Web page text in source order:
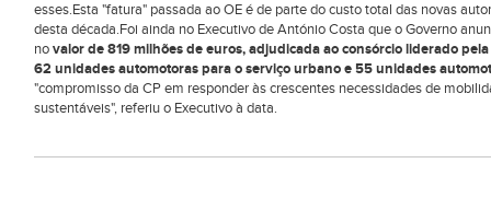
esses.Esta "fatura" passada ao OE é de parte do custo total das novas
desta década.Foi ainda no Executivo de António Costa que o Governo
novalor de 819 milhões de euros, adjudicada ao consórcio liderado
62 unidades automotoras para o serviço urbano e 55 unidades
"compromisso da CP em responder às crescentes necessidades de
sustentáveis", referiu o Executivo à data.